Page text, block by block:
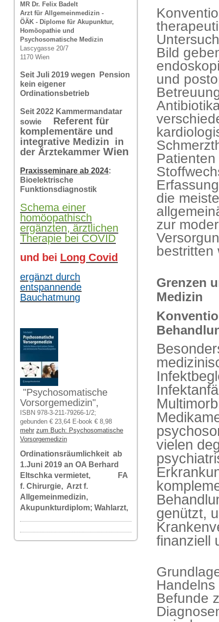
MR Dr. Felix Badelt
Arzt für Allgemeinmedizin -
ÖÄK - Diplome für Akupunktur,
Homöopathie und
Psychosomatische Medizin
Lascygasse 20/7
1170 Wien
Seit Juli 2019 wegen Pension
kein eigener
Ordinationsbetrieb
Seit 2022 Kammermandatar
sowie
Referent für
komplementäre und
integrative Medizin in
der Ärztekammer Wien
Praxisseminare ab 2024:
Bioelektrische
Funktionsdiagnostik
Schema einer
homöopathisch
ergänzten, ärztlichen
Therapie bei COVID
und bei Long Covid
ergänzt durch
entspannende
Bauchatmung
"Psychosomatische
Vorsorgemedizin",
ISBN 978-3-211-79266-1/2;
gebunden € 23,64 E-book € 8,98
mehr zum Buch: Psychosomatische
Vorsorgemedizin
Ordinationsräumlichkeit ab
1.Juni 2019 an OA Berhard
Eltschka vermietet, FA
f. Chirurgie, Arzt f.
Allgemeinmedizin,
Akupunkturdiplom; Wahlarzt,
Bild
und
die
zur
bestritten
Grenzen
Medizin
vielen
genützt,
finanziell
Befunde